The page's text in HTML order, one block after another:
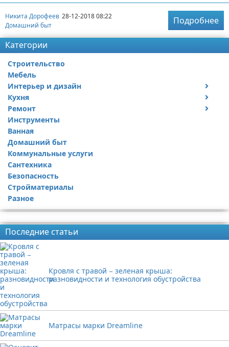
Никита Дорофеев 28-12-2018 08:22
Домашний быт
Подробнее
Категории
Строительство
Мебель
Интерьер и дизайн
Дизайн дачи
Дизайн квартиры
Кухня
Посуда
Ремонт
Ремонт дачи
Ремонт квартиры
Инструменты
Ванная
Домашний быт
Коммунальные услуги
Сантехника
Безопасность
Стройматериалы
Разное
Последние статьи
Кровля с травой − зеленая крыша:
разновидности и технология обустройства
Матрасы марки Dreamline